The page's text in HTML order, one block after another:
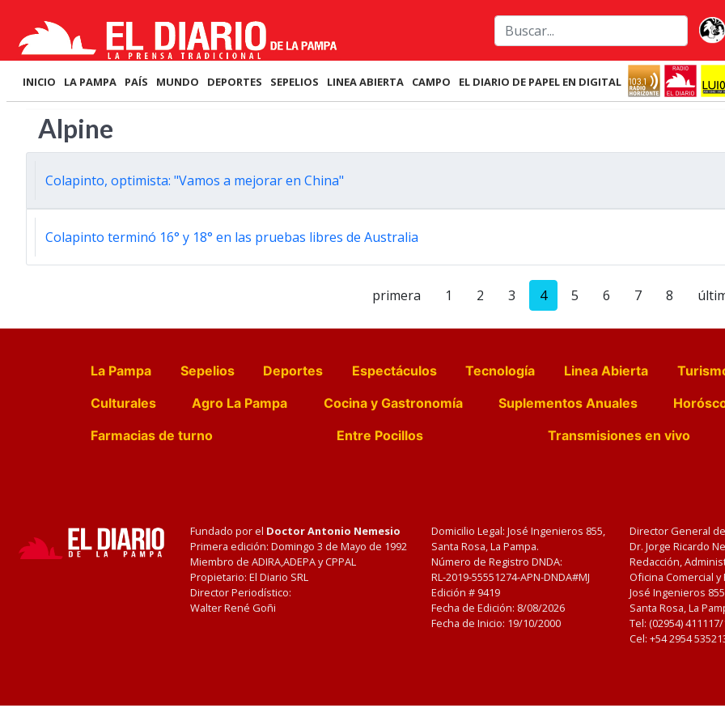
INICIO LA PAMPA PAÍS MUNDO DEPORTES SEPELIOS LINEA ABIERTA CAMPO EL DIARIO DE PAPEL EN DIGITAL
Alpine
Colapinto, optimista: "Vamos a mejorar en China"
Colapinto terminó 16° y 18° en las pruebas libres de Australia
primera 1 2 3 4 5 6 7 8
La Pampa Sepelios Deportes Espectáculos Tecnología Linea Abierta
Culturales
Agro La Pampa Cocina y Gastronomía Suplementos Anuales
Farmacias de turno
Entre Pocillos Transmisiones en vivo
Fundado por el Doctor Antonio Nemesio
Primera edición: Domingo 3 de Mayo de 1992
Miembro de ADIRA,ADEPA y CPPAL
Propietario: El Diario SRL
Director Periodístico:
Walter René Goñi
Domicilio Legal: José Ingenieros 855,
Santa Rosa, La Pampa.
Número de Registro DNDA:
RL-2019-55551274-APN-DNDA#MJ
Edición # 9419
Fecha de Edición: 8/08/2026
Fecha de Inicio: 19/10/2000
Director General
Dr. Jorge Ricardo
Redacción,
Oficina Comercial
José Ingenieros
Santa Rosa, La
Tel: (02954)
Cel: +54 2954